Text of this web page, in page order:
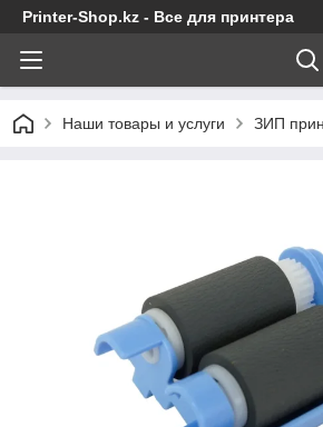
Printer-Shop.kz - Все для принтера
Наши товары и услуги ЗИП